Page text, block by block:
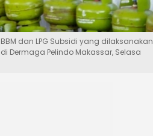
dan LPG Subsidi yang dilaksanakan
Dermaga Pelindo Makassar, Selasa